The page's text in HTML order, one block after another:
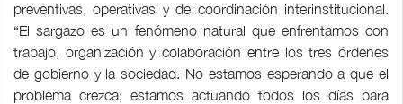
preventivas, operativas y de coordinación interinstitucional.
“El sargazo es un fenómeno natural que enfrentamos con
trabajo, organización y colaboración entre los tres órdenes
de gobierno y la sociedad. No estamos esperando a que el
problema crezca; estamos actuando todos los días para